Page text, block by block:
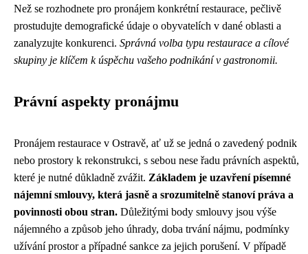
Než se rozhodnete pro pronájem konkrétní restaurace, pečlivě
prostudujte demografické údaje o obyvatelích v dané oblasti a
zanalyzujte konkurenci. Správná volba typu restaurace a cílové
skupiny je klíčem k úspěchu vašeho podnikání v gastronomii.
Právní aspekty pronájmu
Pronájem restaurace v Ostravě, ať už se jedná o zavedený podnik
nebo prostory k rekonstrukci, s sebou nese řadu právních aspektů,
které je nutné důkladně zvážit. Základem je uzavření písemné
nájemní smlouvy, která jasně a srozumitelně stanoví práva a
povinnosti obou stran. Důležitými body smlouvy jsou výše
nájemného a způsob jeho úhrady, doba trvání nájmu, podmínky
užívání prostor a případné sankce za jejich porušení. V případě